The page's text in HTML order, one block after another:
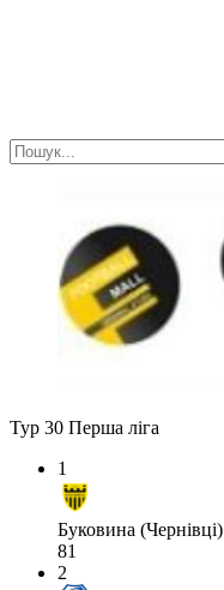
Тур 30 Перша ліга
1
Буковина (Чернівці)
81
2